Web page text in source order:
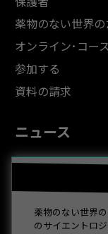
薬物のない世界
オンライン･コー
参加する
資料の請求
ニュース
薬物のない世界
のサイエントロ